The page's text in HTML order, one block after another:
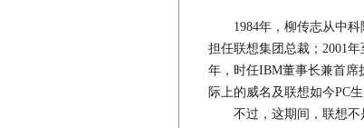
1984年，柳传志从中科
担任联想集团总裁；2001
年，时任IBM董事长兼首席
际上的威名及联想如今PC
不过，这期间，联想不是